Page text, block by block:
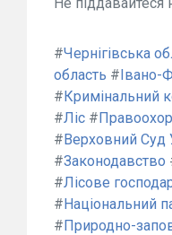
#Чернігівська
область #Івано-
#Кримінальний
#Ліс #
#Верховний Суд
#Законодавство
#Лісове
#Національний
#Природно-